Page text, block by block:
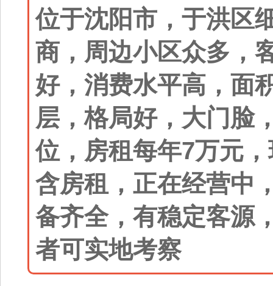
位于沈阳市，于洪区
商，周边小区众多，
好，消费水平高，面
层，格局好，大门脸
位，房租每年7万元
含房租，正在经营中
备齐全，有稳定客源
者可实地考察